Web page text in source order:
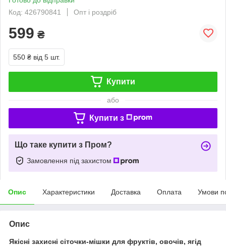
Код: 426790841
Опт і роздріб
599 ₴
550 ₴ від 5 шт.
Купити
або
Купити з
Що таке купити з Пром?
Замовлення під захистом
Опис Характеристики Доставка Оплата Умови
Опис
Якісні захисні сіточки-мішки для фруктів, овочів, ягід